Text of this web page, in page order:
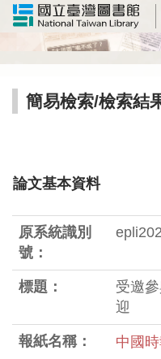
簡易檢索/檢索結
論文基本資料
原系統識別
號：
標題：
受邀
迎
報紙名稱： 中國